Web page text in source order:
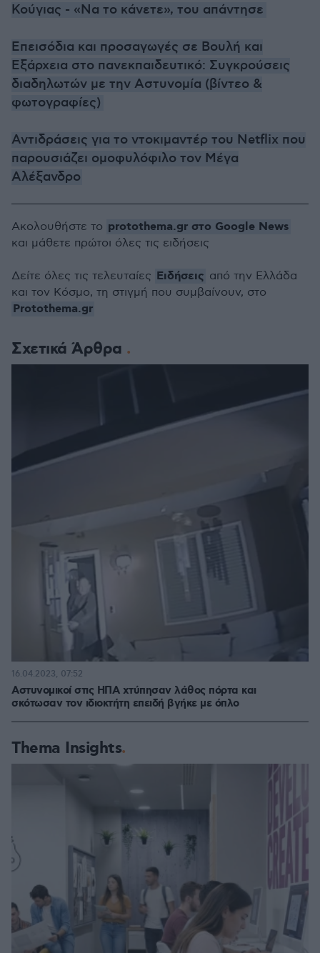
Κούγιας - «Να το κάνετε», του απάντησε
Επεισόδια και προσαγωγές σε Βουλή και
Εξάρχεια στο πανεκπαιδευτικό: Συγκρούσεις
διαδηλωτών με την Αστυνομία (βίντεο &
φωτογραφίες)
Αντιδράσεις για το ντοκιμαντέρ του Netflix που
παρουσιάζει ομοφυλόφιλο τον Μέγα
Αλέξανδρο
Σχετικά Άρθρα
Αστυνομικοί στις ΗΠΑ χτύπησαν λάθος πόρτα και
σκότωσαν τον ιδιοκτήτη επειδή βγήκε με όπλο
16.04.2023, 07:52
Thema Insights
Ακολουθήστε το protothema.gr στο Google News
και μάθετε πρώτοι όλες τις ειδήσεις
Δείτε όλες τις τελευταίες Ειδήσεις από την Ελλάδα
και τον Κόσμο, τη στιγμή που συμβαίνουν, στο
Protothema.gr